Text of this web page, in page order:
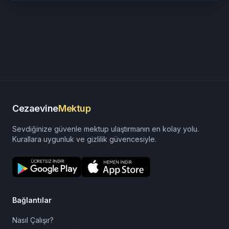
CezaevineMektup
Sevdiğinize güvenle mektup ulaştırmanın en kolay yolu.
Kurallara uygunluk ve gizlilik güvencesiyle.
Bağlantılar
Nasıl Çalışır?